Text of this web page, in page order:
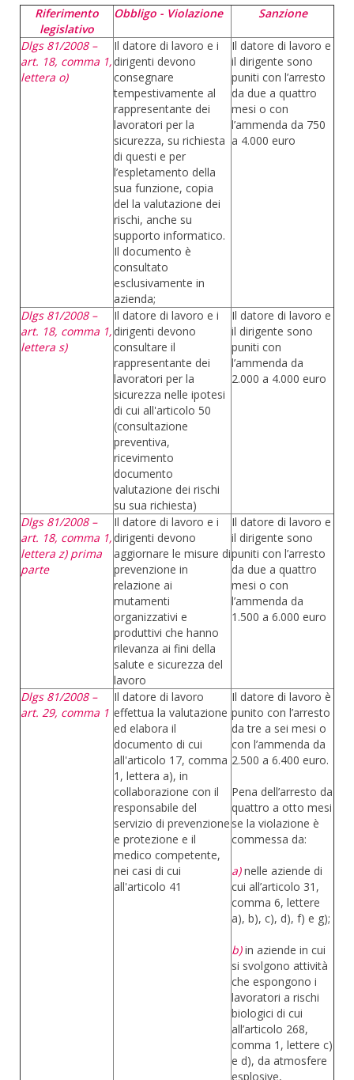
Riferimento
legislativo
Obbligo - Violazione Sanzione
Dlgs 81/2008 –
art. 18, comma 1,
lettera o)
Il datore di lavoro e i
dirigenti devono
consegnare
tempestivamente al
rappresentante dei
lavoratori per la
sicurezza, su richiesta
di questi e per
l’espletamento della
sua funzione, copia
del la valutazione dei
rischi, anche su
supporto informatico.
Il documento è
consultato
esclusivamente in
azienda;
Il datore di lavoro e
il dirigente sono
puniti con l’arresto
da due a quattro
mesi o con
l’ammenda da 750
a 4.000 euro
Dlgs 81/2008 –
art. 18, comma 1,
lettera s)
Il datore di lavoro e i
dirigenti devono
consultare il
rappresentante dei
lavoratori per la
sicurezza nelle ipotesi
di cui all'articolo 50
(consultazione
preventiva,
ricevimento
documento
valutazione dei rischi
su sua richiesta)
Il datore di lavoro e
il dirigente sono
puniti con
l’ammenda da
2.000 a 4.000 euro
Dlgs 81/2008 –
art. 18, comma 1,
lettera z) prima
parte
Il datore di lavoro e i
dirigenti devono
aggiornare le misure di
prevenzione in
relazione ai
mutamenti
organizzativi e
produttivi che hanno
rilevanza ai fini della
salute e sicurezza del
lavoro
Il datore di lavoro e
il dirigente sono
puniti con l’arresto
da due a quattro
mesi o con
l’ammenda da
1.500 a 6.000 euro
Dlgs 81/2008 –
art. 29, comma 1
Il datore di lavoro
effettua la valutazione
ed elabora il
documento di cui
all'articolo 17, comma
1, lettera a), in
collaborazione con il
responsabile del
servizio di prevenzione
e protezione e il
medico competente,
nei casi di cui
all'articolo 41
Il datore di lavoro è
punito con l’arresto
da tre a sei mesi o
con l’ammenda da
2.500 a 6.400 euro.
Pena dell’arresto da
quattro a otto mesi
se la violazione è
commessa da:
a)nelle aziende di
cui all’articolo 31,
comma 6, lettere
a), b), c), d), f) e g);
b)in aziende in cui
si svolgono attività
che espongono i
lavoratori a rischi
biologici di cui
all’articolo 268,
comma 1, lettere c)
e d), da atmosfere
esplosive,